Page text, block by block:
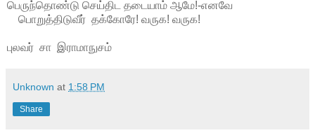
பெருந்தொண்டு செய்திட தடையாம் ஆமே!-எனவே
பொறுத்திடுவீர் தக்கோரே! வருக! வருக!
புலவர் சா இராமாநுசம்
Unknown at 1:58 PM
Share